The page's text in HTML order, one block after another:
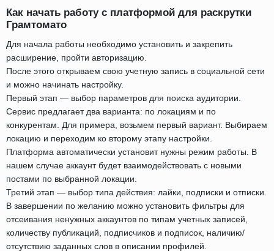
Как начать работу с платформой для раскрутки
Грамтомато
Для начала работы необходимо установить и закрепить
расширение, пройти авторизацию.
После этого открываем свою учетную запись в социальной сети
и можно начинать настройку.
Первый этап — выбор параметров для поиска аудитории.
Сервис предлагает два варианта: по локациям и по
конкурентам. Для примера, возьмем первый вариант. Выбираем
локацию и переходим ко второму этапу настройки.
Платформа автоматически установит нужны режим работы. В
нашем случае аккаунт будет взаимодействовать с новыми
постами по выбранной локации.
Третий этап — выбор типа действия: лайки, подписки и отписки.
В завершении по желанию можно установить фильтры для
отсеивания ненужных аккаунтов по типам учетных записей,
количеству публикаций, подписчиков и подписок, наличию/
отсутствию заданных слов в описании профилей.